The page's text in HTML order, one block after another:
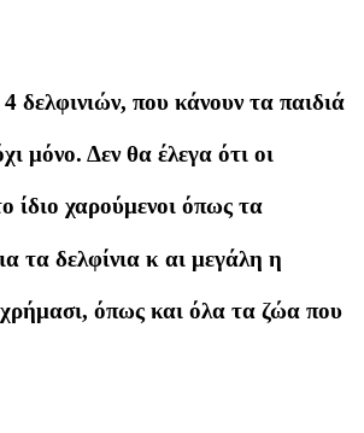
δελφινιών, που κάνουν τα παιδιά
μόνο. Δεν θα έλεγα ότι οι
ίδιο χαρούμενοι όπως τα
τα δελφίνια κ αι μεγάλη η
όπως και όλα τα ζώα που